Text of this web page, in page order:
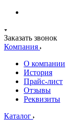
Заказать звонок
Компания
О компании
История
Прайс-лист
Отзывы
Реквизиты
Каталог